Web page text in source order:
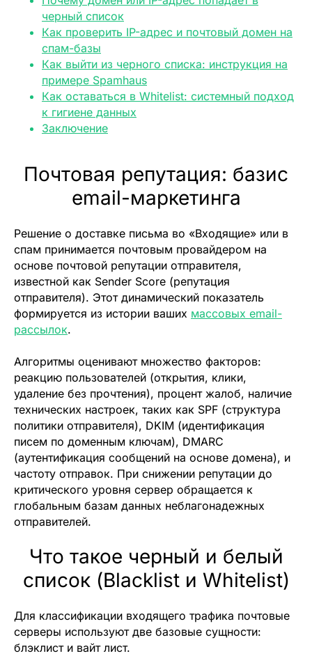
черный список
Как проверить IP-адрес и почтовый домен на
спам-базы
Как выйти из черного списка: инструкция на
примере Spamhaus
Как оставаться в Whitelist: системный подход
к гигиене данных
Заключение
Почтовая репутация: базис
email-маркетинга
Решение о доставке письма во «Входящие» или в
спам принимается почтовым провайдером на
основе почтовой репутации отправителя,
известной как Sender Score (репутация
отправителя). Этот динамический показатель
формируется из истории ваших массовых email-
рассылок.
Алгоритмы оценивают множество факторов:
реакцию пользователей (открытия, клики,
удаление без прочтения), процент жалоб, наличие
технических настроек, таких как SPF (структура
политики отправителя), DKIM (идентификация
писем по доменным ключам), DMARC
(аутентификация сообщений на основе домена), и
частоту отправок. При снижении репутации до
критического уровня сервер обращается к
глобальным базам данных неблагонадежных
отправителей.
Что такое черный и белый
список (Blacklist и Whitelist)
Для классификации входящего трафика почтовые
серверы используют две базовые сущности:
блэклист и вайт лист.